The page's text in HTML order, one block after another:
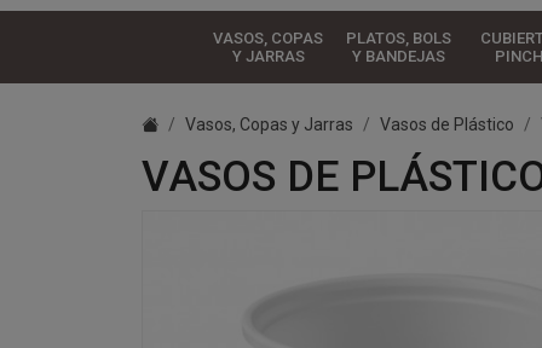
VASOS, COPAS
Y JARRAS
PLATOS, BOLS
Y BANDEJAS
Vasos, Copas y Jarras Vasos de Plástico
VASOS DE